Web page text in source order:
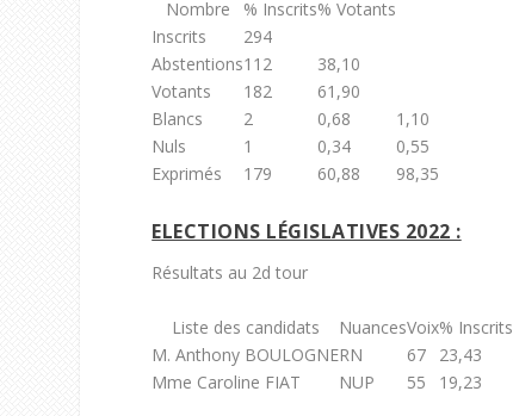
Nombre % Inscrits% Votants
Inscrits
294
Abstentions112
38,10
Votants
182
61,90
Blancs
2 0,68
1,10
Nuls
1 0,34
0,55
Exprimés
179 60,88 98,35
ELECTIONS LÉGISLATIVES 2022 :
Résultats au 2d tour
Liste des candidats NuancesVoix% Inscrits
M. Anthony BOULOGNERN 67 23,43
Mme Caroline FIAT
NUP 55 19,23